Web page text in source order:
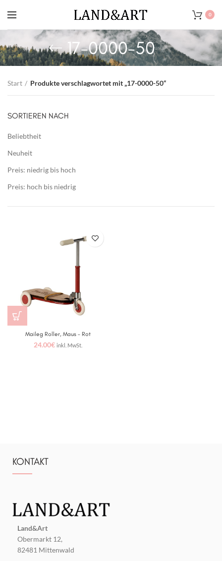
0
17-0000-50
Start Produkte verschlagwortet mit „17-0000-50“
SORTIEREN NACH
Beliebtheit
Neuheit
Preis: niedrig bis hoch
Preis: hoch bis niedrig
Maileg Roller, Maus – Rot
24.00€ inkl. MwSt.
KONTAKT
Land&Art
Obermarkt 12,
82481 Mittenwald